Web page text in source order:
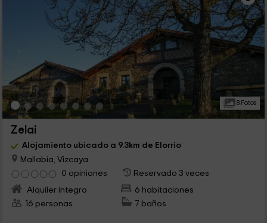
8 Fotos
Zelai
Alojamiento ubicado a 9.3km de Elorrio
Mallabia, Vizcaya
0 opiniones
Reservado 3 veces
Alquiler íntegro
6 habitaciones
16 personas
7 baños